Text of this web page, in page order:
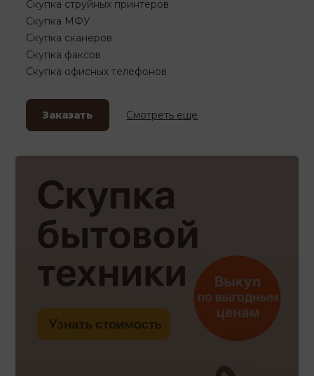
Скупка струйных принтеров
Скупка МФУ
Скупка сканеров
Скупка факсов
Скупка офисных телефонов
Заказать Смотреть еще